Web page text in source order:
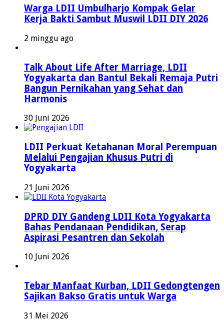
Warga LDII Umbulharjo Kompak Gelar
Kerja Bakti Sambut Muswil LDII DIY 2026
2 minggu ago
Talk About Life After Marriage, LDII
Yogyakarta dan Bantul Bekali Remaja Putri
Bangun Pernikahan yang Sehat dan
Harmonis
30 Juni 2026
LDII Perkuat Ketahanan Moral Perempuan
Melalui Pengajian Khusus Putri di
Yogyakarta
21 Juni 2026
DPRD DIY Gandeng LDII Kota Yogyakarta
Bahas Pendanaan Pendidikan, Serap
Aspirasi Pesantren dan Sekolah
10 Juni 2026
Tebar Manfaat Kurban, LDII Gedongtengen
Sajikan Bakso Gratis untuk Warga
31 Mei 2026